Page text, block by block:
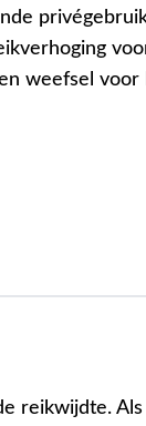
weefsel voor
reikwijdte. Als